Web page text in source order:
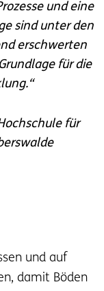
und eine
sind unter den
erschwerten
für die
für
und auf
damit Böden